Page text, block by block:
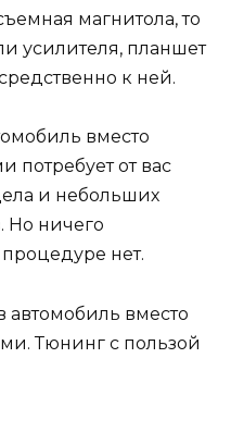
магнитола, то
усилителя, планшет
к ней.
вместо
потребует от вас
и небольших
Но ничего
нет.